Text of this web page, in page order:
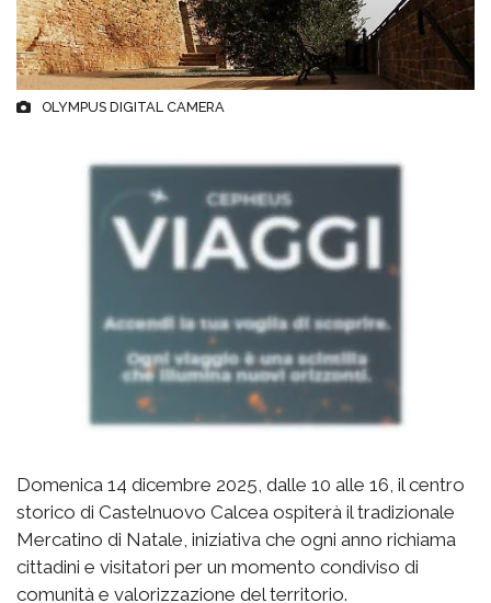
OLYMPUS DIGITAL CAMERA
Domenica 14 dicembre 2025, dalle 10 alle 16, il centro
storico di Castelnuovo Calcea ospiterà il tradizionale
Mercatino di Natale, iniziativa che ogni anno richiama
cittadini e visitatori per un momento condiviso di
comunità e valorizzazione del territorio.